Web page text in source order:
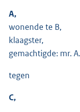
A,
wonende te B,
klaagster,
gemachtigde: mr.
tegen
C,